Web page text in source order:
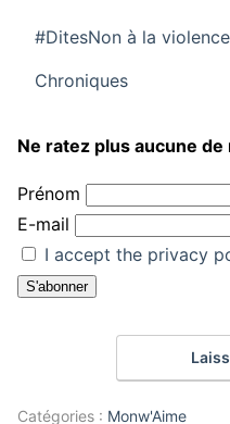
#DitesNon à la
Par rapport à
Chroniques
Ne ratez plus aucune
Prénom
E-mail
I accept the privacy
Catégories : Monw'Aime